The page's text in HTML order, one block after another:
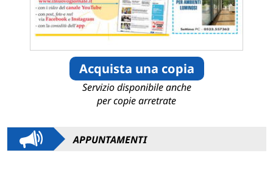
Acquista una copia
Servizio disponibile anche
per copie arretrate
APPUNTAMENTI